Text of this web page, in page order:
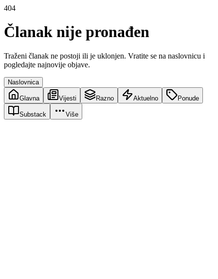
404
Članak nije pronađen
Traženi članak ne postoji ili je uklonjen. Vratite se na naslovnicu i
pogledajte najnovije objave.
Naslovnica
Glavna Vijesti Razno Aktuelno Ponude
Substack Više